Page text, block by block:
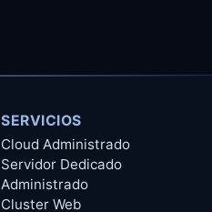
SERVICIOS
Cloud Administrado
Servidor Dedicado
Administrado
Cluster Web